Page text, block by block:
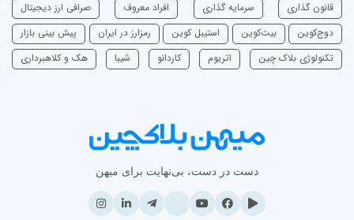
قانون گذاری سرمایه‌ گذاری افراد معروف
صرافی ارز دیجیتال
دوج‌کوین
بیت‌کوین استیبل کوین رمزارز در ایران
پیش بینی بازار
تکنولوژی بلاک چین
اتریوم ‌کاردانو شیبا هک و کلاهبرداری
دست در دست، بی‌نهایت برای میهن